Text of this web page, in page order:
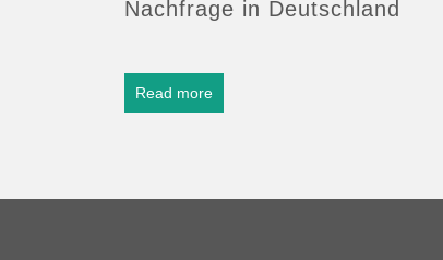
Nachfrage in Deutschland
Read more